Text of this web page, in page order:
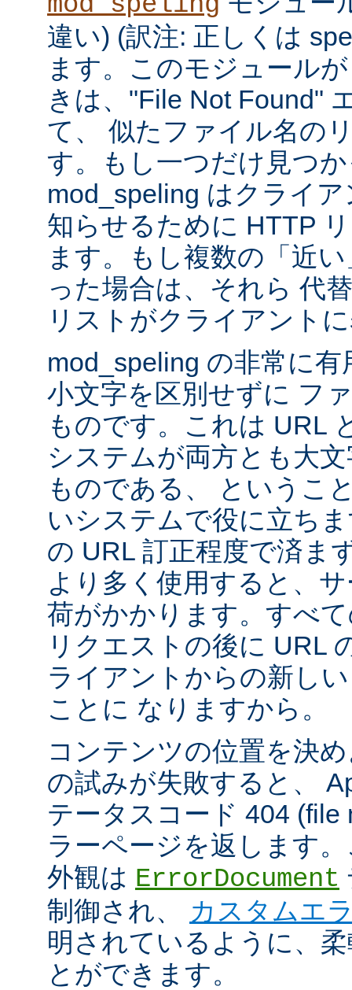
違い) (訳注: 正しくは
ます。このモジュール
きは、"File Not Found"
て、 似たファイル名の
す。もし一つだけ見つ
mod_speling はクライ
知らせるために HTTP
ます。もし複数の「近
った場合は、それら 代
リストがクライアント
mod_speling の非常に
小文字を区別せずに フ
ものです。これは URL
システムが両方とも大
ものである、 というこ
いシステムで役に立ち
の URL 訂正程度で済ま
より多く使用すると、
荷がかかります。すべ
リクエストの後に URL
ライアントからの新し
ことに なりますから。
コンテンツの位置を決
の試みが失敗すると、
テータスコード 404 (file
ラーページを返します
外観は ErrorDocument
制御され、
カスタムエ
明されているように、
とができます。